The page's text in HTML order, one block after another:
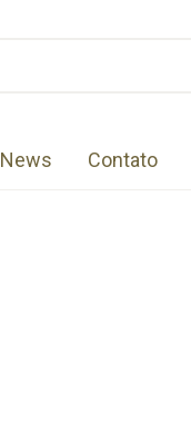
News Contato